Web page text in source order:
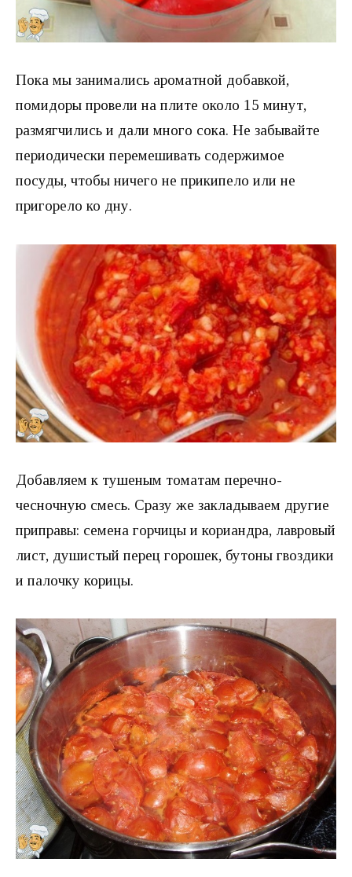
Пока мы занимались ароматной добавкой,
помидоры провели на плите около 15 минут,
размягчились и дали много сока. Не забывайте
периодически перемешивать содержимое
посуды, чтобы ничего не прикипело или не
пригорело ко дну.
Добавляем к тушеным томатам перечно-
чесночную смесь. Сразу же закладываем другие
приправы: семена горчицы и кориандра, лавровый
лист, душистый перец горошек, бутоны гвоздики
и палочку корицы.